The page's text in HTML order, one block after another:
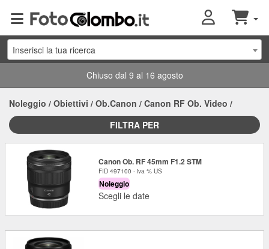
Inserisci la tua ricerca
Chiuso dal 9 al 16 agosto
Noleggio / Obiettivi / Ob.Canon / Canon RF Ob. Video /
FILTRA PER
Canon Ob. RF 45mm F1.2 STM
FID 497100 - iva % US
Noleggio
Scegli le date